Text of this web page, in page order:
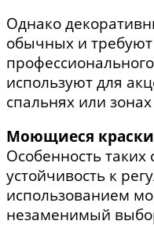
Однако
обычных и требуют
используют для
спальнях или
Моющиеся краски
Особенность
устойчивость к
использованием
незаменимый